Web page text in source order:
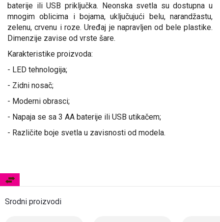
baterije ili USB priključka. Neonska svetla su dostupna u
mnogim oblicima i bojama, uključujući belu, narandžastu,
zelenu, crvenu i roze. Uređaj je napravljen od bele plastike.
Dimenzije zavise od vrste šare.
Karakteristike proizvoda:
- LED tehnologija;
- Zidni nosač;
- Moderni obrasci;
- Napaja se sa 3 AA baterije ili USB utikačem;
- Različite boje svetla u zavisnosti od modela.
Srodni proizvodi